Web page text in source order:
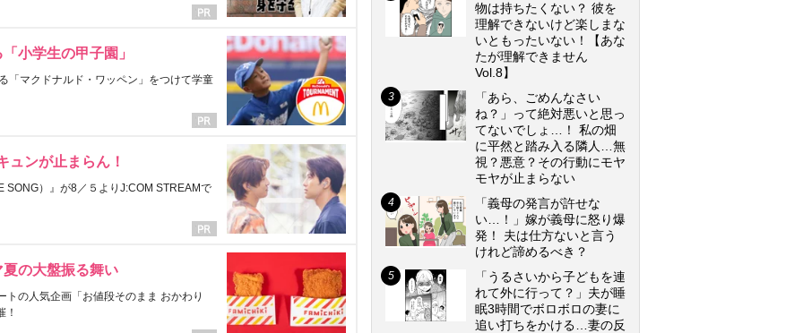
小学生の甲子園」
「マクドナルド・ワッペン」をつけて学童
ュンが止まらん！
SONG）』が8／５よりJ:COM STREAMで
の大盤振る舞い
の人気企画「お値段そのまま おかわり
！
物は持ちたくない？ 彼を
理解できないけど楽しまな
いともったいない！【あな
たが理解できません
Vol.8】
「あら、ごめんなさい
ね？」って絶対悪いと思っ
てないでしょ…！ 私の畑
に平然と踏み入る隣人…無
視？悪意？その行動にモヤ
モヤが止まらない
「義母の発言が許せな
い…！」嫁が義母に怒り爆
発！ 夫は仕方ないと言う
けれど諦めるべき？
「うるさいから子どもを連
れて外に行って？」夫が睡
眠3時間でボロボロの妻に
追い打ちをかける…妻の反